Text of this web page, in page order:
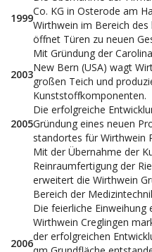
1999
Co. KG in Osterode am
Wirthwein im Bereich
öffnet Türen zu neuen
2003
Mit Gründung der
New Bern (USA) wagt
großen Teich und
Kunststoffkomponenten.
2005
Die erfolgreiche
Gründung eines neuen
standortes für Wirthwein
Mit der Übernahme der
Reinraumfertigung der
erweitert die Wirthwein
Bereich der
2006
Die feierliche
Wirthwein Creglingen
der erfolgreichen